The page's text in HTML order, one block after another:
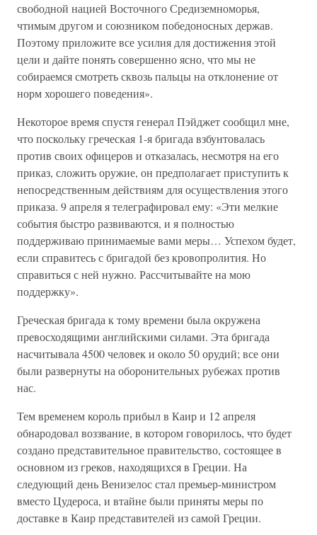
свободной нацией Восточного Средиземноморья,
чтимым другом и союзником победоносных держав.
Поэтому приложите все усилия для достижения этой
цели и дайте понять совершенно ясно, что мы не
собираемся смотреть сквозь пальцы на отклонение от
норм хорошего поведения».
Некоторое время спустя генерал Пэйджет сообщил мне,
что поскольку греческая 1-я бригада взбунтовалась
против своих офицеров и отказалась, несмотря на его
приказ, сложить оружие, он предполагает приступить к
непосредственным действиям для осуществления этого
приказа. 9 апреля я телеграфировал ему: «Эти мелкие
события быстро развиваются, и я полностью
поддерживаю принимаемые вами меры… Успехом будет,
если справитесь с бригадой без кровопролития. Но
справиться с ней нужно. Рассчитывайте на мою
поддержку».
Греческая бригада к тому времени была окружена
превосходящими английскими силами. Эта бригада
насчитывала 4500 человек и около 50 орудий; все они
были развернуты на оборонительных рубежах против
нас.
Тем временем король прибыл в Каир и 12 апреля
обнародовал воззвание, в котором говорилось, что будет
создано представительное правительство, состоящее в
основном из греков, находящихся в Греции. На
следующий день Венизелос стал премьер-министром
вместо Цудероса, и втайне были приняты меры по
доставке в Каир представителей из самой Греции.